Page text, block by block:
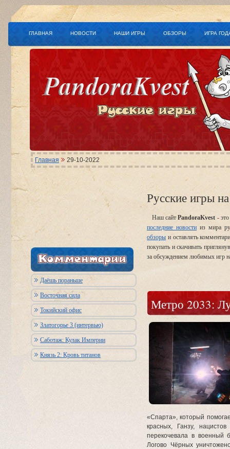
ГЛАВНАЯ НОВОСТИ НАШИ ИГРЫ ОБЗОРЫ ИГРА
Главная 29-10-2022
Даёшь пораньше
Восточная сила
Токийский офис
Златогорье 3 (интервью)
Саботаж: Кулак Империи
Князь 2: Кровь титанов
Русские игры
Наш сайтPandoraKvest -
последние новости из мира
обзоры и оставлять
покупать и скачивать
за обсуждением любимых игр
Метро 2033:
«Спарта», который
красных, Ганзу,
перекочевала в военный
Логово Чёрных